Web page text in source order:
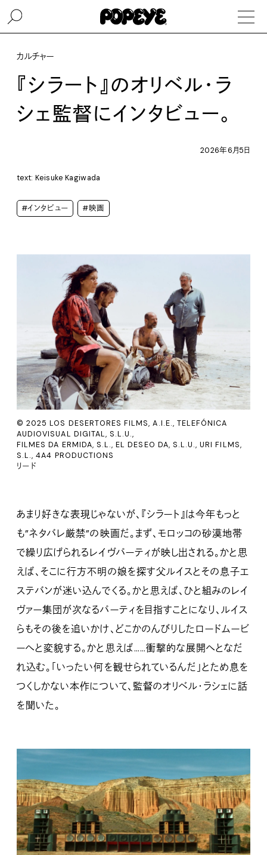
カルチャー
『シラート』のオリベル・ラ
シェ監督にインタビュー。
2026年6月5日
text: Keisuke Kagiwada
#インタビュー #映画
© 2025 LOS DESERTORES FILMS, A.I.E., TELEFÓNICA
AUDIOVISUAL DIGITAL, S.L.U.,
FILMES DA ERMIDA, S.L., EL DESEO DA, S.L.U., URI FILMS,
S.L., 4A4 PRODUCTIONS
リード
あまり好きな表現じゃないが、『シラート』は今年もっと
も”ネタバレ厳禁”の映画だ。まず、モロッコの砂漠地帯
で繰り広げられるレイヴパーティが映し出される。かと思
えば、そこに行方不明の娘を探す父ルイスとその息子エ
ステバンが迷い込んでくる。かと思えば、ひと組みのレイ
ヴァー集団が次なるパーティを目指すことになり、ルイス
らもその後を追いかけ、どこかのんびりしたロードムービ
ーへと変貌する。かと思えば……衝撃的な展開へとなだ
れ込む。「いったい何を観せられているんだ」とため息を
つくしかない本作について、監督のオリベル・ラシェに話
を聞いた。